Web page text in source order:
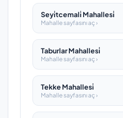
Seyi̇tcemali̇ Mahallesi̇
Mahalle sayfasını aç ›
Taburlar Mahallesi̇
Mahalle sayfasını aç ›
Tekke Mahallesi̇
Mahalle sayfasını aç ›